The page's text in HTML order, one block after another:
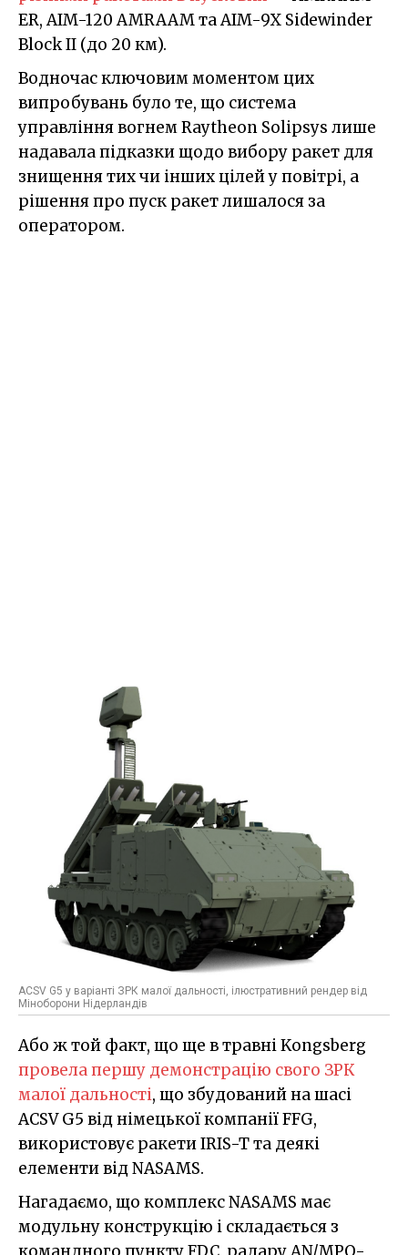
ER, AIM-120 AMRAAM та AIM-9X Sidewinder
Block II (до 20 км).
Водночас ключовим моментом цих
випробувань було те, що система
управління вогнем Raytheon Solipsys лише
надавала підказки щодо вибору ракет для
знищення тих чи інших цілей у повітрі, а
рішення про пуск ракет лишалося за
оператором.
ACSV G5 у варіанті ЗРК малої дальності, ілюстративний рендер від
Міноборони Нідерландів
Або ж той факт, що ще в травні Kongsberg
провела першу демонстрацію свого ЗРК
малої дальності, що збудований на шасі
ACSV G5 від німецької компанії FFG,
використовує ракети IRIS-T та деякі
елементи від NASAMS.
Нагадаємо, що комплекс NASAMS має
модульну конструкцію і складається з